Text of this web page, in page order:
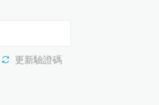
更新驗證碼